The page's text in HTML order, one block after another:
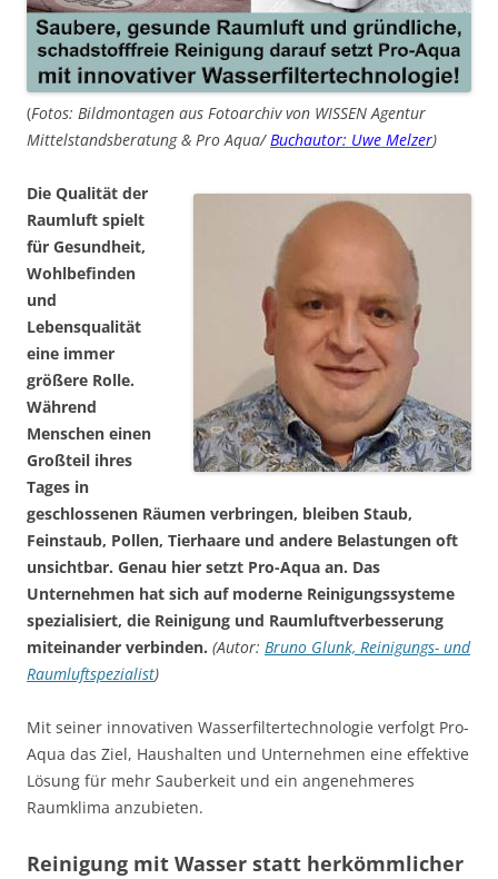
(Fotos: Bildmontagen aus Fotoarchiv von WISSEN Agentur
Mittelstandsberatung & Pro Aqua/Buchautor: Uwe Melzer)
Die Qualität der
Raumluft spielt
für Gesundheit,
Wohlbefinden
und
Lebensqualität
eine immer
größere Rolle.
Während
Menschen einen
Großteil ihres
Tages in
geschlossenen Räumen verbringen, bleiben Staub,
Feinstaub, Pollen, Tierhaare und andere Belastungen oft
unsichtbar. Genau hier setzt Pro-Aqua an. Das
Unternehmen hat sich auf moderne Reinigungssysteme
spezialisiert, die Reinigung und Raumluftverbesserung
miteinander verbinden. (Autor: Bruno Glunk, Reinigungs- und
Raumluftspezialist)
Mit seiner innovativen Wasserfiltertechnologie verfolgt Pro-
Aqua das Ziel, Haushalten und Unternehmen eine effektive
Lösung für mehr Sauberkeit und ein angenehmeres
Raumklima anzubieten.
Reinigung mit Wasser statt herkömmlicher